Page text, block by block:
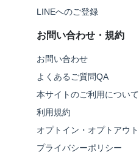
LINEへのご登録
お問い合わせ・規約
お問い合わせ
よくあるご質問QA
本サイトのご利用について
利用規約
オプトイン・オプトアウト
プライバシーポリシー